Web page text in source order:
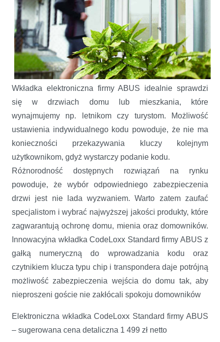
Wkładka elektroniczna firmy ABUS idealnie sprawdzi
się w drzwiach domu lub mieszkania, które
wynajmujemy np. letnikom czy turystom. Możliwość
ustawienia indywidualnego kodu powoduje, że nie ma
konieczności przekazywania kluczy kolejnym
użytkownikom, gdyż wystarczy podanie kodu.
Różnorodność dostępnych rozwiązań na rynku
powoduje, że wybór odpowiedniego zabezpieczenia
drzwi jest nie lada wyzwaniem. Warto zatem zaufać
specjalistom i wybrać najwyższej jakości produkty, które
zagwarantują ochronę domu, mienia oraz domowników.
Innowacyjna wkładka CodeLoxx Standard firmy ABUS z
gałką numeryczną do wprowadzania kodu oraz
czytnikiem klucza typu chip i transpondera daje potrójną
możliwość zabezpieczenia wejścia do domu tak, aby
nieproszeni goście nie zakłócali spokoju domowników
Elektroniczna wkładka CodeLoxx Standard firmy ABUS
– sugerowana cena detaliczna 1 499 zł netto